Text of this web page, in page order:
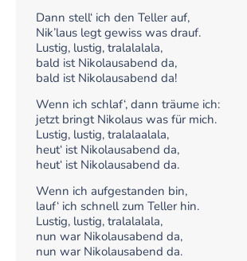
Dann stell‘ ich den Teller auf,
Nik’laus legt gewiss was drauf.
Lustig, lustig, tralalalala,
bald ist Nikolausabend da,
bald ist Nikolausabend da!
Wenn ich schlaf‘, dann träume ich:
jetzt bringt Nikolaus was für mich.
Lustig, lustig, tralalaalala,
heut‘ ist Nikolausabend da,
heut‘ ist Nikolausabend da.
Wenn ich aufgestanden bin,
lauf‘ ich schnell zum Teller hin.
Lustig, lustig, tralalalala,
nun war Nikolausabend da,
nun war Nikolausabend da.